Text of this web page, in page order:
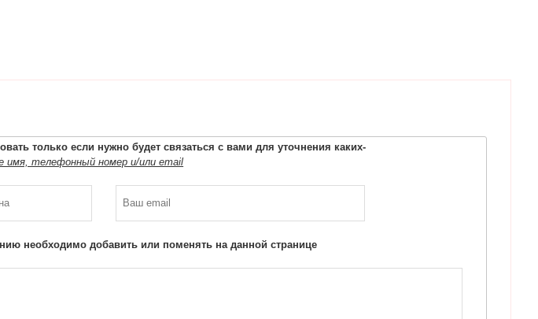
только если нужно будет связаться с вами для уточнения каких-
имя, телефонный номер и/или email
необходимо добавить или поменять на данной странице